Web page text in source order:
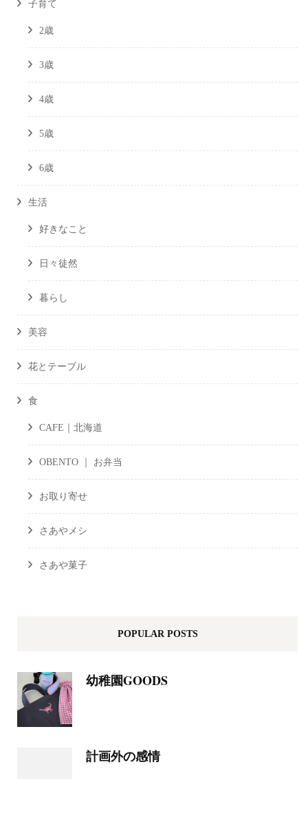
子育て
2歳
3歳
4歳
5歳
6歳
生活
好きなこと
日々徒然
暮らし
美容
花とテーブル
食
CAFE｜北海道
OBENTO ｜ お弁当
お取り寄せ
さあやメシ
さあや菓子
POPULAR POSTS
幼稚園GOODS
計画外の感情